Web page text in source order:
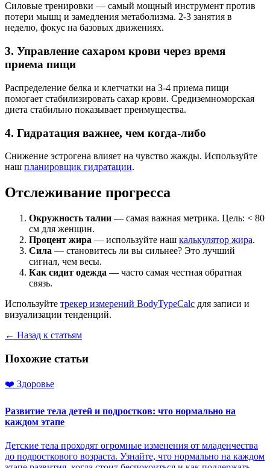
Силовые тренировки — самый мощный инструмент против
потери мышц и замедления метаболизма. 2-3 занятия в
неделю, фокус на базовых движениях.
3. Управление сахаром крови через время
приема пищи
Распределение белка и клетчатки на 3-4 приема пищи
помогает стабилизировать сахар крови. Средиземноморская
диета стабильно показывает преимущества.
4. Гидратация важнее, чем когда-либо
Снижение эстрогена влияет на чувство жажды. Используйте
наш планировщик гидратации.
Отслеживание прогресса
Окружность талии — самая важная метрика. Цель: < 80
см для женщин.
Процент жира — используйте наш калькулятор жира.
Сила — становитесь ли вы сильнее? Это лучший
сигнал, чем весы.
Как сидит одежда — часто самая честная обратная
связь.
Используйте трекер измерений BodyTypeCalc для записи и
визуализации тенденций.
← Назад к статьям
Похожие статьи
❤️ Здоровье
Развитие тела детей и подростков: что нормально на
каждом этапе
Детские тела проходят огромные изменения от младенчества
до подросткового возраста. Узнайте, что нормально на каждом